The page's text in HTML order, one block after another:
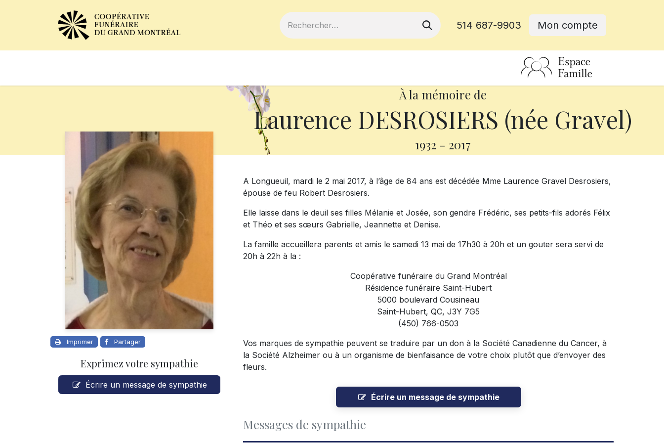
514 687-9903 Mon compte
À la mémoire de
Laurence DESROSIERS (née Gravel)
1932 - 2017
Imprimer Partager
Exprimez votre sympathie
Écrire un message de sympathie
A Longueuil, mardi le 2 mai 2017, à l’âge de 84 ans est décédée Mme Laurence Gravel Desrosiers,
épouse de feu Robert Desrosiers.
Elle laisse dans le deuil ses filles Mélanie et Josée, son gendre Frédéric, ses petits-fils adorés Félix
et Théo et ses sœurs Gabrielle, Jeannette et Denise.
La famille accueillera parents et amis le samedi 13 mai de 17h30 à 20h et un gouter sera servi de
20h à 22h à la :
Coopérative funéraire du Grand Montréal
Résidence funéraire Saint-Hubert
5000 boulevard Cousineau
Saint-Hubert, QC, J3Y 7G5
(450) 766-0503
Vos marques de sympathie peuvent se traduire par un don à la Société Canadienne du Cancer, à
la Société Alzheimer ou à un organisme de bienfaisance de votre choix plutôt que d’envoyer des
fleurs.
Écrire un message de sympathie
Messages de sympathie